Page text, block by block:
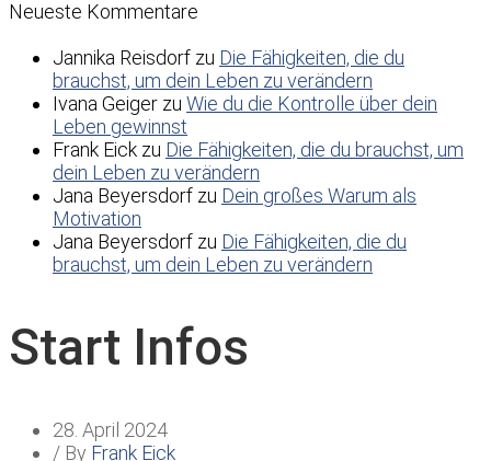
Neueste Kommentare
Jannika Reisdorf zu Die Fähigkeiten, die du
brauchst, um dein Leben zu verändern
Ivana Geiger zu Wie du die Kontrolle über dein
Leben gewinnst
Frank Eick zu Die Fähigkeiten, die du brauchst, um
dein Leben zu verändern
Jana Beyersdorf zu Dein großes Warum als
Motivation
Jana Beyersdorf zu Die Fähigkeiten, die du
brauchst, um dein Leben zu verändern
Start Infos
28. April 2024
/ By Frank Eick